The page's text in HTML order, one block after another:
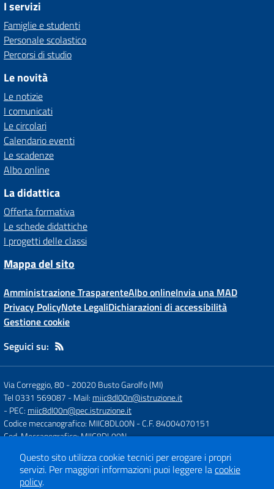
I servizi
Famiglie e studenti
Personale scolastico
Percorsi di studio
Le novità
Le notizie
I comunicati
Le circolari
Calendario eventi
Le scadenze
Albo online
La didattica
Offerta formativa
Le schede didattiche
I progetti delle classi
Mappa del sito
Amministrazione TrasparenteAlbo onlineInvia una MAD
Privacy PolicyNote LegaliDichiarazioni di accessibilità
Gestione cookie
Seguici su:
Via Correggio, 80-20020 Busto Garolfo (MI)
Tel 0331 569087 - Mail: miic8dl00n@istruzione.it
- PEC: miic8dl00n@pec.istruzione.it
Codice meccanografico: MIIC8DL00N- C.F. 84004070151
Cod. Meccanografico: MIIC8DL00N
Concept & Design by
Designers Italia
Questo sito utilizza cookie tecnici per erogare i propri
servizi. Per maggiori informazioni puoi leggere lacookie
policy.